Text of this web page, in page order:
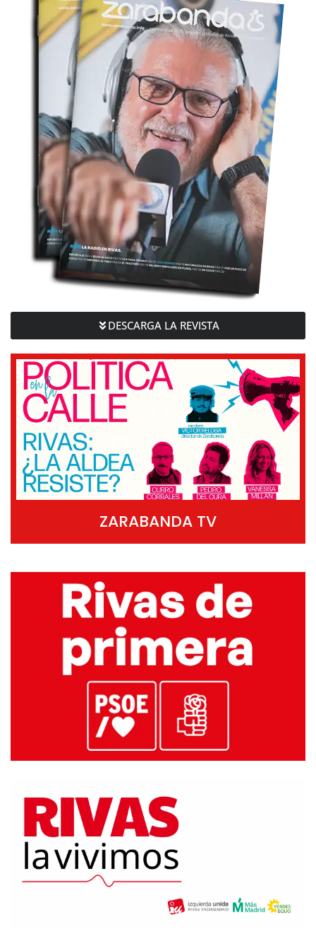
DESCARGA LA REVISTA
ZARABANDA TV